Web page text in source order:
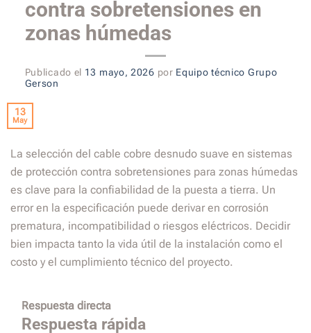
contra sobretensiones en
zonas húmedas
Publicado el 13 mayo, 2026 por Equipo técnico Grupo
Gerson
13
May
La selección del cable cobre desnudo suave en sistemas
de protección contra sobretensiones para zonas húmedas
es clave para la confiabilidad de la puesta a tierra. Un
error en la especificación puede derivar en corrosión
prematura, incompatibilidad o riesgos eléctricos. Decidir
bien impacta tanto la vida útil de la instalación como el
costo y el cumplimiento técnico del proyecto.
Respuesta directa
Respuesta rápida